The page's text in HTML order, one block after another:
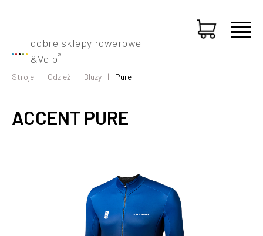
dobre sklepy rowerowe
&Velo®
Stroje Odzież Bluzy Pure
ACCENT PURE